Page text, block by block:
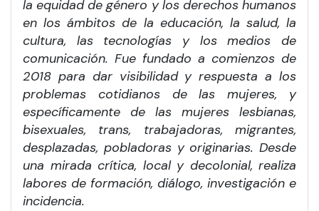
la equidad de género y los derechos humanos
en los ámbitos de la educación, la salud, la
cultura, las tecnologías y los medios de
comunicación. Fue fundado a comienzos de
2018 para dar visibilidad y respuesta a los
problemas cotidianos de las mujeres, y
específicamente de las mujeres lesbianas,
bisexuales, trans, trabajadoras, migrantes,
desplazadas, pobladoras y originarias. Desde
una mirada crítica, local y decolonial, realiza
labores de formación, diálogo, investigación e
incidencia.